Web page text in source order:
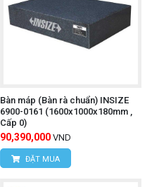
Bàn máp (Bàn rà chuẩn) INSIZE
6900-0161 (1600x1000x180mm ,
Cấp 0)
90,390,000 VND
ĐẶT MUA